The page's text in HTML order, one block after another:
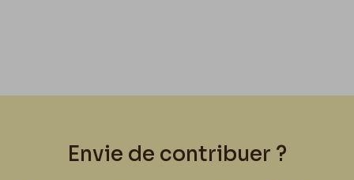
Envie de contribuer ?